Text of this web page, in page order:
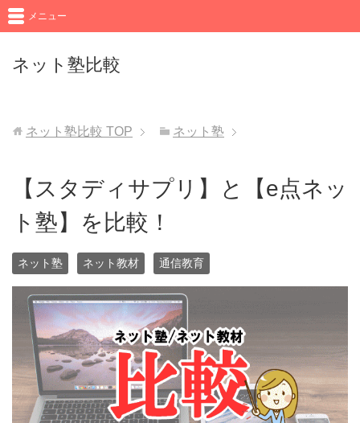
ネット塾比較
メニュー
ネット塾比較 TOP ネット塾
【スタディサプリ】と【e点ネッ
ト塾】を比較！
ネット塾 ネット教材 通信教育